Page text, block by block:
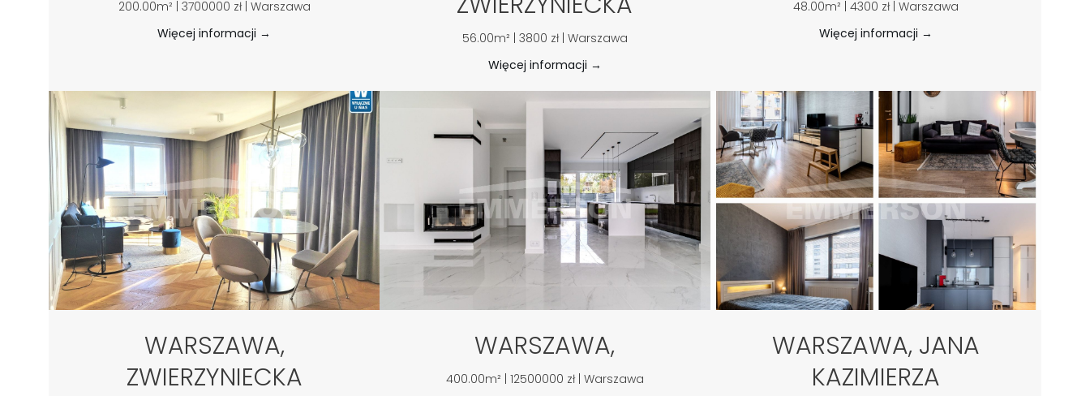
200.00m² | 3700000 zł | Warszawa
Więcej informacji →
56.00m² | 3800 zł | Warszawa
Więcej informacji →
48.00m² | 4300 zł | Warszawa
Więcej informacji →
WARSZAWA,
ZWIERZYNIECKA
WARSZAWA,
400.00m² | 12500000 zł | Warszawa
WARSZAWA, JANA
KAZIMIERZA